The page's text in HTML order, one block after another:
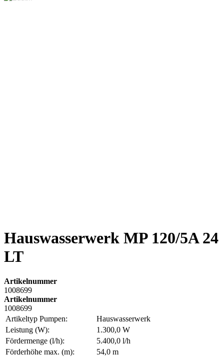
Hauswasserwerk MP 120/5A 24
LT
Artikelnummer
1008699
Artikelnummer
1008699
Artikeltyp Pumpen:
Hauswasserwerk
Leistung (W):
1.300,0 W
Fördermenge (l/h):
5.400,0 l/h
Förderhöhe max. (m):
54,0 m